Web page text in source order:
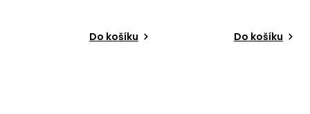
Do košíku Do košíku